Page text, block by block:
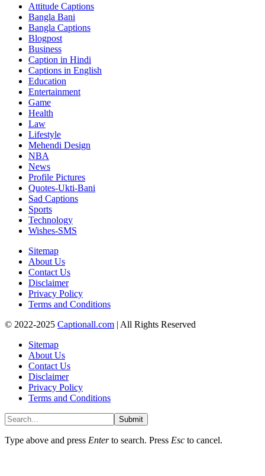
Attitude Captions
Bangla Bani
Bangla Captions
Blogpost
Business
Caption in Hindi
Captions in English
Education
Entertainment
Game
Health
Law
Lifestyle
Mehendi Design
NBA
News
Profile Pictures
Quotes-Ukti-Bani
Sad Captions
Sports
Technology
Wishes-SMS
Sitemap
About Us
Contact Us
Disclaimer
Privacy Policy
Terms and Conditions
© 2022-2025 Captionall.com | All Rights Reserved
Sitemap
About Us
Contact Us
Disclaimer
Privacy Policy
Terms and Conditions
Submit
Type above and press Enterto search. Press Esc to cancel.